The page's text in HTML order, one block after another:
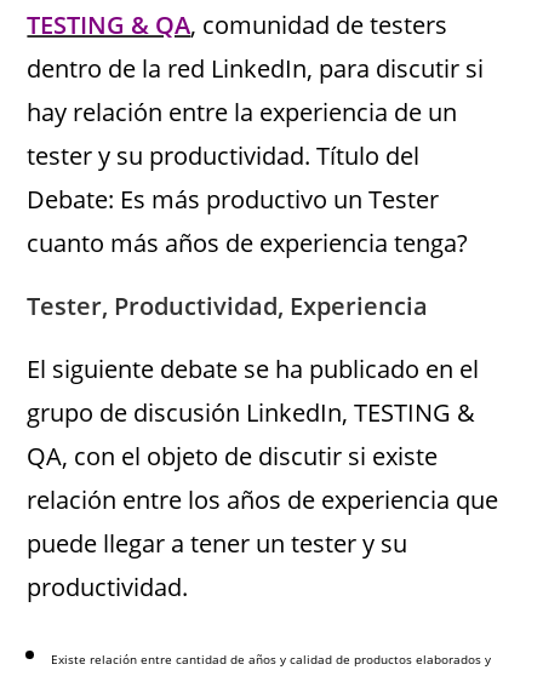
TESTING & QA, comunidad de testers
dentro de la red LinkedIn, para discutir si
hay relación entre la experiencia de un
tester y su productividad. Título del
Debate: Es más productivo un Tester
cuanto más años de experiencia tenga?
Tester, Productividad, Experiencia
El siguiente debate se ha publicado en el
grupo de discusión LinkedIn, TESTING &
QA, con el objeto de discutir si existe
relación entre los años de experiencia que
puede llegar a tener un tester y su
productividad.
Existe relación entre cantidad de años y calidad de productos elaborados y